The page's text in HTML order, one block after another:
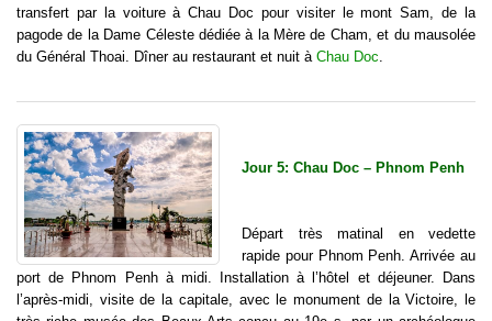
transfert par la voiture à Chau Doc pour visiter le mont Sam, de la
pagode de la Dame Céleste dédiée à la Mère de Cham, et du mausolée
du Général Thoai. Dîner au restaurant et nuit à Chau Doc
Jour 5: Chau Doc – Phnom Penh
Départ très matinal en vedette
rapide pour Phnom Penh. Arrivée au
port de Phnom Penh à midi. Installation à l’hôtel et déjeuner. Dans
l’après-midi, visite de la capitale, avec le monument de la Victoire, le